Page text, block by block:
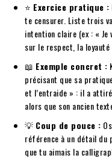
⭐ Exercice pratique :
te censurer. Liste trois
intention claire (ex : « Je
sur le respect, la
📖 Exemple concret :
précisant que sa
et l’entraide » : il a
alors que son ancien
💡 Coup de pouce :
référence à un détail du
que tu aimais la